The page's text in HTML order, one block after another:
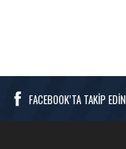
FACEBOOK’TA TAKİP EDİN